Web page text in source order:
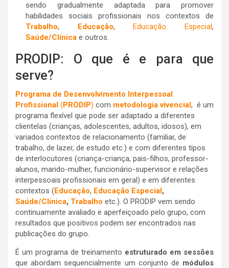
sendo gradualmente adaptada para promover
habilidades sociais profissionais nos contextos de
Trabalho, Educação,Educação Especial,
Saúde/Clínica e outros.
PRODIP: O que é e para que
serve?
Programa de Desenvolvimento Interpessoal
Profissional (PRODIP) com metodologia vivencial, é um
programa flexível que pode ser adaptado a diferentes
clientelas (crianças, adolescentes, adultos, idosos), em
variados contextos de relacionamento (familiar, de
trabalho, de lazer, de estudo etc.) e com diferentes tipos
de interlocutores (criança-criança, pais-filhos, professor-
alunos, marido-mulher, funcionário-supervisor e relações
interpessoais profissionais em geral) e em diferentes
contextos (Educação, Educação Especial,
Saúde/Clínica, Trabalho etc.). O PRODIP vem sendo
continuamente avaliado e aperfeiçoado pelo grupo, com
resultados que positivos podem ser encontrados nas
publicações do grupo.
É um programa de treinamento estruturado em sessões
que abordam sequencialmente um conjunto de módulos